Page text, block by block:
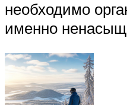
необходимо
именно